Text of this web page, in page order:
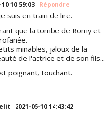
10 10:59:03 Répondre
suis en train de lire.
que la tombe de Romy et
minables, jaloux de la
de l'actrice et de son fils...
poignant, touchant.
2021-05-10 14:43:42